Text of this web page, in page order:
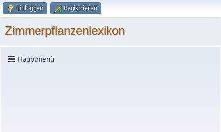
Einloggen Registrieren
Zimmerpflanzenlexikon
Hauptmenü